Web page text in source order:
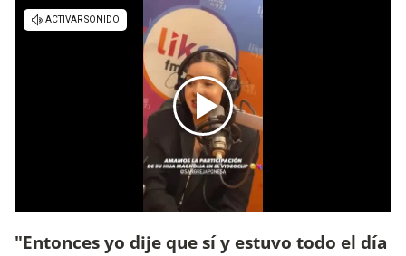
"Entonces yo dije que sí y estuvo todo el día